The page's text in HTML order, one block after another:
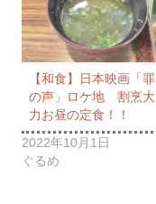
【和食】日本映画「罪
の声」ロケ地 割烹大
力お昼の定食！！
2022年10月1日
ぐるめ